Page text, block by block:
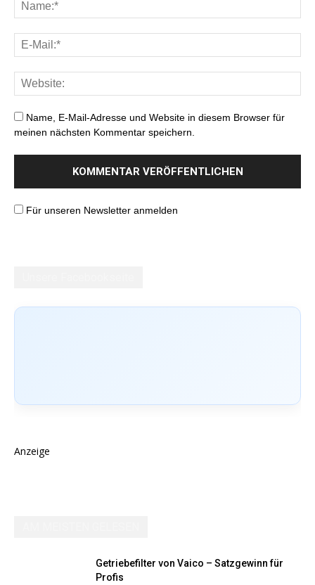
Name, E-Mail-Adresse und Website in diesem Browser für
meinen nächsten Kommentar speichern.
Für unseren Newsletter anmelden
Anzeige
Getriebefilter von Vaico – Satzgewinn für
Profis